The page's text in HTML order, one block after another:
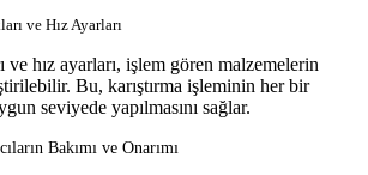
ve Hız Ayarları
ve hız ayarları, işlem gören malzemelerin
Bu, karıştırma işleminin her bir
seviyede yapılmasını sağlar.
Bakımı ve Onarımı